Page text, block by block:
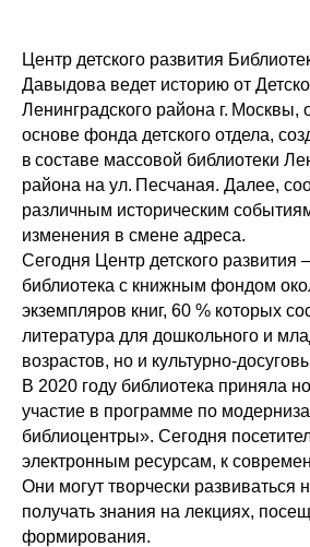
Центр детского развития
Давыдова ведет историю от
Ленинградского района г. Москвы,
основе фонда детского отдела,
в составе массовой библиотеки
района на ул. Песчаная. Далее,
различным историческим
изменения в смене адреса.
Сегодня Центр детского развития
библиотека с книжным фондом
экземпляров книг, 60 % которых
литература для дошкольного и
возрастов, но и культурно-
В 2020 году библиотека приняла
участие в программе по
библиоцентры». Сегодня
электронным ресурсам, к
Они могут творчески развиваться
получать знания на лекциях,
формирования.